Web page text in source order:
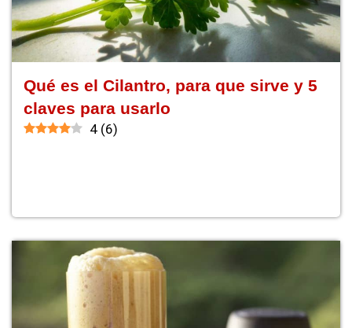
Qué es el Cilantro, para que sirve y 5
claves para usarlo
4 (6)